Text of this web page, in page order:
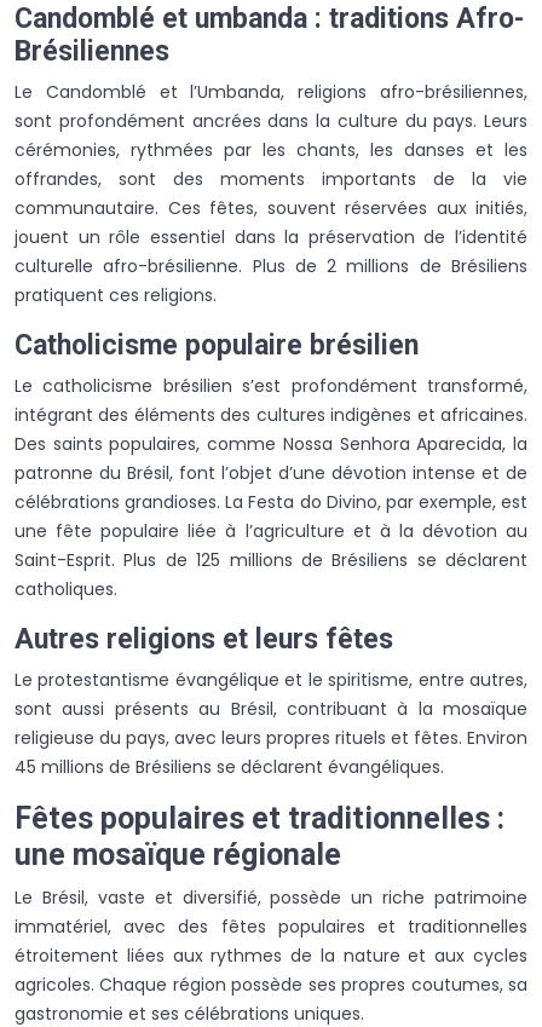
Candomblé et umbanda : traditions Afro-
Brésiliennes
Le Candomblé et l’Umbanda, religions afro-brésiliennes,
sont profondément ancrées dans la culture du pays. Leurs
cérémonies, rythmées par les chants, les danses et les
offrandes, sont des moments importants de la vie
communautaire. Ces fêtes, souvent réservées aux initiés,
jouent un rôle essentiel dans la préservation de l’identité
culturelle afro-brésilienne. Plus de 2 millions de Brésiliens
pratiquent ces religions.
Catholicisme populaire brésilien
Le catholicisme brésilien s’est profondément transformé,
intégrant des éléments des cultures indigènes et africaines.
Des saints populaires, comme Nossa Senhora Aparecida, la
patronne du Brésil, font l’objet d’une dévotion intense et de
célébrations grandioses. La Festa do Divino, par exemple, est
une fête populaire liée à l’agriculture et à la dévotion au
Saint-Esprit. Plus de 125 millions de Brésiliens se déclarent
catholiques.
Autres religions et leurs fêtes
Le protestantisme évangélique et le spiritisme, entre autres,
sont aussi présents au Brésil, contribuant à la mosaïque
religieuse du pays, avec leurs propres rituels et fêtes. Environ
45 millions de Brésiliens se déclarent évangéliques.
Fêtes populaires et traditionnelles :
une mosaïque régionale
Le Brésil, vaste et diversifié, possède un riche patrimoine
immatériel, avec des fêtes populaires et traditionnelles
étroitement liées aux rythmes de la nature et aux cycles
agricoles. Chaque région possède ses propres coutumes, sa
gastronomie et ses célébrations uniques.